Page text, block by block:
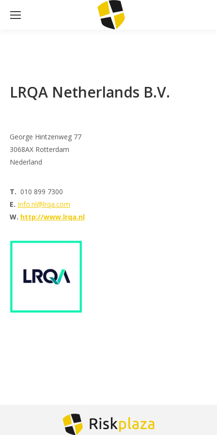
LRQA Netherlands B.V.
George Hintzenweg 77
3068AX Rotterdam
Nederland
T. 010 899 7300
E. Info.nl@lrqa.com
W. http://www.lrqa.nl